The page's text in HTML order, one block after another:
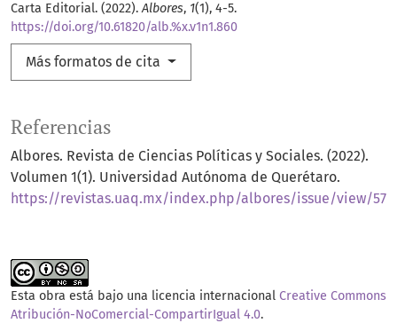
Carta Editorial. (2022).Albores, 1(1), 4-5.
https://doi.org/10.61820/alb.%x.v1n1.860
Más formatos de cita
Referencias
Albores. Revista de Ciencias Políticas y Sociales. (2022).
Volumen 1(1). Universidad Autónoma de Querétaro.
https://revistas.uaq.mx/index.php/albores/issue/view/57
Esta obra está bajo una licencia internacional Creative Commons
Atribución-NoComercial-CompartirIgual 4.0.